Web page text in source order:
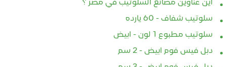
أقرأ المزيد
اين عناوين مصانع السلوتيب في مصر ؟
سلوتيب شفاف - 60 يارده
سلوتيب مطبوع 1 لون - ابيض
دبل فيس فوم ابيض - 2 سم